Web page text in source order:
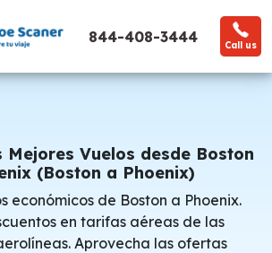
844-408-3444 Call us
Mejores Vuelos desde Boston
(Boston a Phoenix)
económicos de Boston a Phoenix.
en tarifas aéreas de las
Aprovecha las ofertas